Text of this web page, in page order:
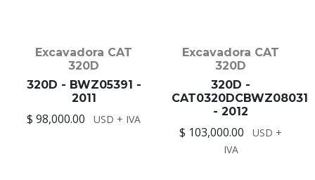
Excavadora CAT
320D
320D - BWZ05391 -
2011
Excavadora CAT
320D
320D -
CAT0320DCBWZ08031
- 2012
$ 103,000.00